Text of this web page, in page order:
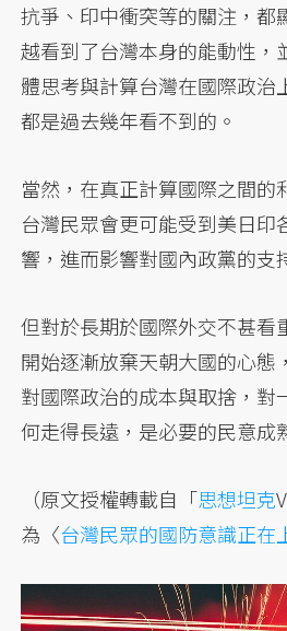
抗爭、印中衝突等的關注，都
越看到了台灣本身的能動性，
體思考與計算台灣在國際政治
都是過去幾年看不到的。
當然，在真正計算國際之間的
台灣民眾會更可能受到美日印
響，進而影響對國內政黨的支
但對於長期於國際外交不甚看
開始逐漸放棄天朝大國的心態
對國際政治的成本與取捨，對
何走得長遠，是必要的民意成
（原文授權轉載自「思想坦克
為〈台灣民眾的國防意識正在